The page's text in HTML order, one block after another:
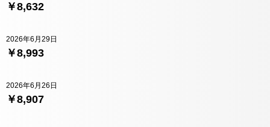
￥8,632
￥8,993
2026年6月29日
￥8,907
2026年6月26日